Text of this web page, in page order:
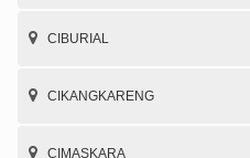
CIBURIAL
CIKANGKARENG
CIMASKARA